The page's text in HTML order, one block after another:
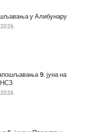
у Алибунару
9. јуна на
НСЗ